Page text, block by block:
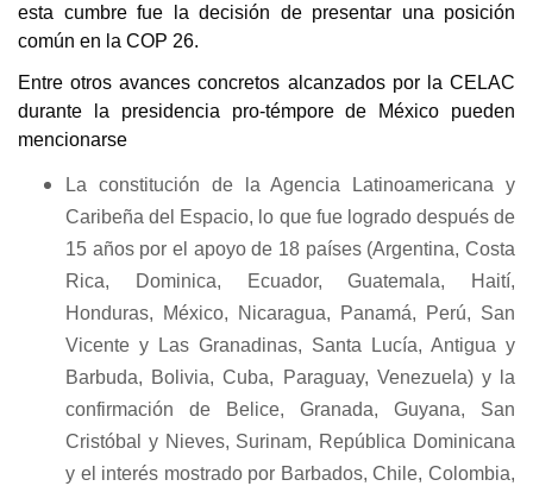
esta cumbre fue la decisión de presentar una posición
común en la COP 26.
Entre otros avances concretos alcanzados por la CELAC
durante la presidencia pro-témpore de México pueden
mencionarse
La constitución de la Agencia Latinoamericana y
Caribeña del Espacio, lo que fue logrado después de
15 años por el apoyo de 18 países (Argentina, Costa
Rica, Dominica, Ecuador, Guatemala, Haití,
Honduras, México, Nicaragua, Panamá, Perú, San
Vicente y Las Granadinas, Santa Lucía, Antigua y
Barbuda, Bolivia, Cuba, Paraguay, Venezuela) y la
confirmación de Belice, Granada, Guyana, San
Cristóbal y Nieves, Surinam, República Dominicana
y el interés mostrado por Barbados, Chile, Colombia,